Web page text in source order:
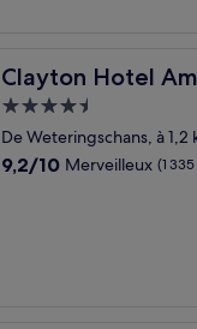
Clayton Hotel
Clayton Hotel
Hébergement
4.5 étoiles
De Weteringschans, à
9.2
9,2/10 Merveilleux (1